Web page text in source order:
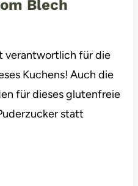
Blech
verantwortlich für die
Kuchens! Auch die
für dieses glutenfreie
statt